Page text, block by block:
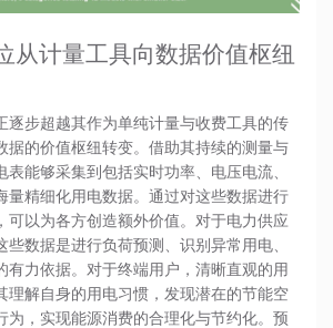
从计量工具向数据价值枢纽
逐步超越其作为单纯计量与收费工具的传
据的价值枢纽转变。借助其持续的测量与
表能够采集到包括实时功率、电压电流、
量精细化用电数据。通过对这些数据进行
可以为各方创造额外价值。对于电力供应
些数据是进行负荷预测、识别异常用电、
有力依据。对于终端用户，清晰直观的用
理解自身的用电习惯，发现潜在的节能空
为，实现能源消费的合理化与节约化。预